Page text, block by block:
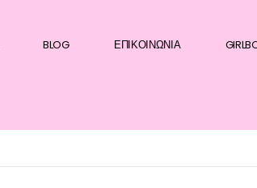
BLOG ΕΠΙΚΟΙΝΩΝΊΑ